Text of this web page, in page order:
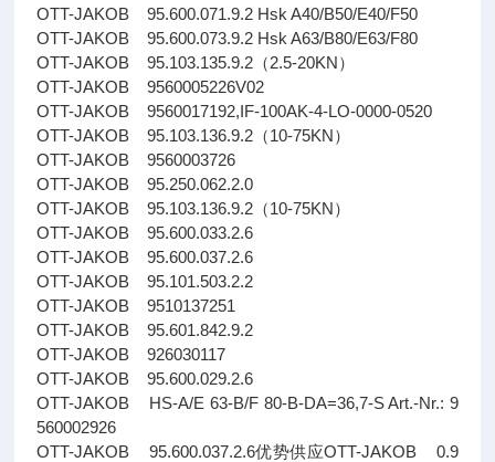
OTT-JAKOB 95.600.071.9.2 Hsk A40/B50/E40/F50
OTT-JAKOB 95.600.073.9.2 Hsk A63/B80/E63/F80
OTT-JAKOB 95.103.135.9.2（2.5-20KN）
OTT-JAKOB 9560005226V02
OTT-JAKOB 9560017192,IF-100AK-4-LO-0000-0520
OTT-JAKOB 95.103.136.9.2（10-75KN）
OTT-JAKOB 9560003726
OTT-JAKOB 95.250.062.2.0
OTT-JAKOB 95.103.136.9.2（10-75KN）
OTT-JAKOB 95.600.033.2.6
OTT-JAKOB 95.600.037.2.6
OTT-JAKOB 95.101.503.2.2
OTT-JAKOB 9510137251
OTT-JAKOB 95.601.842.9.2
OTT-JAKOB 926030117
OTT-JAKOB 95.600.029.2.6
OTT-JAKOB HS-A/E 63-B/F 80-B-DA=36,7-S Art.-Nr.: 9
560002926
OTT-JAKOB 95.600.037.2.6优势供应OTT-JAKOB 0.9